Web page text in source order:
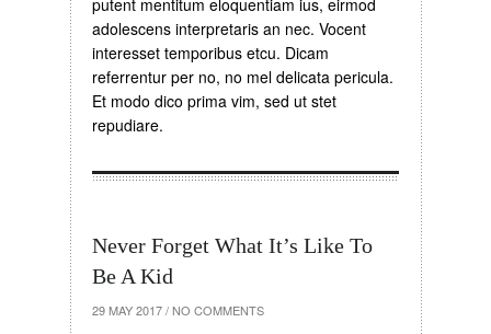
putent mentitum eloquentiam ius, eirmod
adolescens interpretaris an nec. Vocent
interesset temporibus etcu. Dicam
referrentur per no, no mel delicata pericula.
Et modo dico prima vim, sed ut stet
repudiare.
Never Forget What It’s Like To
Be A Kid
29 MAY 2017 / NO COMMENTS